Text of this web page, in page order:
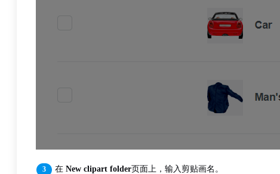
在 New clipart folder页面上，输入剪贴画名。